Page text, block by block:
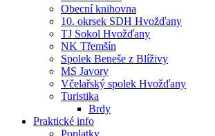
Obecní knihovna
10. okrsek SDH Hvožďany
TJ Sokol Hvožďany
NK Třemšín
Spolek Beneše z Blíživy
MS Javory
Včelařský spolek Hvožďany
Turistika
Brdy
Praktické info
Poplatky